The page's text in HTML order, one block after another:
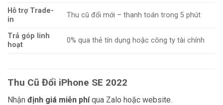
Hỗ trợ Trade-
in
Thu cũ đổi mới – thanh toán trong 5 phút
Trả góp linh
hoạt
0% qua thẻ tín dụng hoặc công ty tài chính
Thu Cũ Đổi iPhone SE 2022
Nhận định giá miễn phíqua Zalo hoặc website.